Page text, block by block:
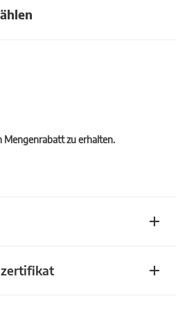
Mengenrabatt zu erhalten.